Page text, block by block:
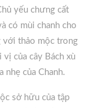
yếu chưng cất
có mùi chanh cho
với thảo mộc trong
của cây Bách xù
nhẹ của Chanh.
sở hữu của tập